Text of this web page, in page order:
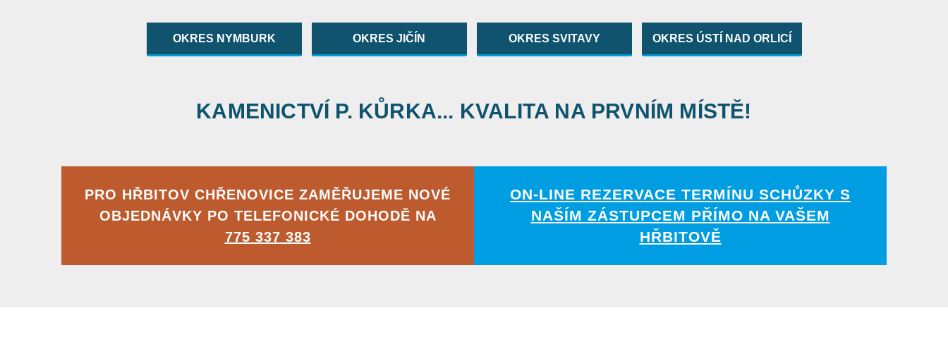
OKRES NYMBURK OKRES JIČÍN OKRES SVITAVY OKRES ÚSTÍ NAD ORLICÍ
KAMENICTVÍ P. KŮRKA... KVALITA NA PRVNÍM MÍSTĚ!
PRO HŘBITOV CHŘENOVICE ZAMĚŘUJEME NOVÉ
OBJEDNÁVKY PO TELEFONICKÉ DOHODĚ NA
775 337 383
ON-LINE REZERVACE TERMÍNU SCHŮZKY S
NAŠÍM ZÁSTUPCEM PŘÍMO NA VAŠEM
HŘBITOVĚ